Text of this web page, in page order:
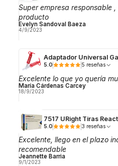
Super empresa responsable
producto
Evelyn Sandoval Baeza
4/9/2023
Adaptador Universal
5.0 5 reseñas
Excelente lo que yo quería
María Cárdenas Carcey
18/9/2023
7517 URight Tiras
5.0 3 reseñas
Excelente, llego en el plazo
recomendable
Jeannette Barria
9/1/2023